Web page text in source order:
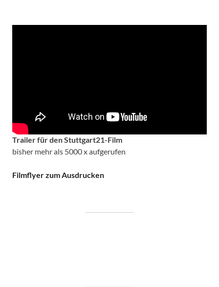
Trailer für den Stuttgart21-Film
bisher mehr als 5000 x aufgerufen
Filmflyer zum Ausdrucken